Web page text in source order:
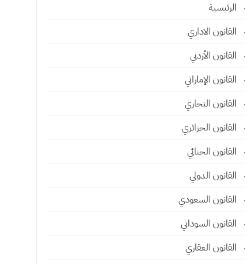
الرئيسية
القانون الاداري
القانون الأردني
القانون الإماراتي
القانون التجاري
القانون الجزائري
القانون الجنائي
القانون الدولي
القانون السعودي
القانون السوداني
القانون العقاري